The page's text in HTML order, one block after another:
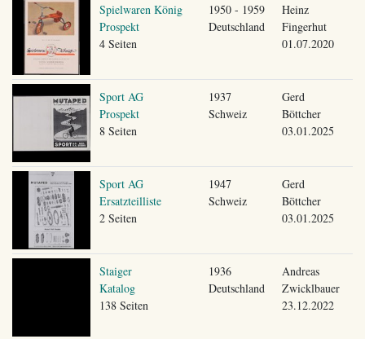
Spielwaren König
Prospekt
4 Seiten
1950 - 1959
Deutschland
Heinz
Fingerhut
01.07.2020
Sport AG
Prospekt
8 Seiten
1937
Schweiz
Gerd
Böttcher
03.01.2025
Sport AG
Ersatzteilliste
2 Seiten
1947
Schweiz
Gerd
Böttcher
03.01.2025
Staiger
Katalog
138 Seiten
1936
Deutschland
Andreas
Zwicklbauer
23.12.2022